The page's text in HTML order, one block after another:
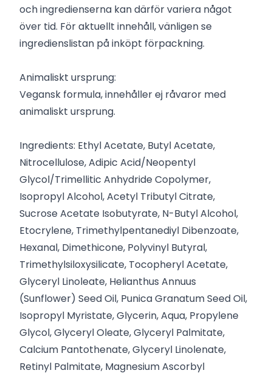
och ingredienserna kan därför variera något
över tid. För aktuellt innehåll, vänligen se
ingredienslistan på inköpt förpackning.
Animaliskt ursprung:
Vegansk formula, innehåller ej råvaror med
animaliskt ursprung.
Ingredients: Ethyl Acetate, Butyl Acetate,
Nitrocellulose, Adipic Acid/Neopentyl
Glycol/Trimellitic Anhydride Copolymer,
Isopropyl Alcohol, Acetyl Tributyl Citrate,
Sucrose Acetate Isobutyrate, N-Butyl Alcohol,
Etocrylene, Trimethylpentanediyl Dibenzoate,
Hexanal, Dimethicone, Polyvinyl Butyral,
Trimethylsiloxysilicate, Tocopheryl Acetate,
Glyceryl Linoleate, Helianthus Annuus
(Sunflower) Seed Oil, Punica Granatum Seed Oil,
Isopropyl Myristate, Glycerin, Aqua, Propylene
Glycol, Glyceryl Oleate, Glyceryl Palmitate,
Calcium Pantothenate, Glyceryl Linolenate,
Retinyl Palmitate, Magnesium Ascorbyl